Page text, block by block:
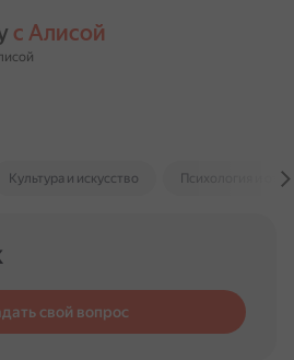
с Алисой
Культура и искусство Психология и
свой вопрос